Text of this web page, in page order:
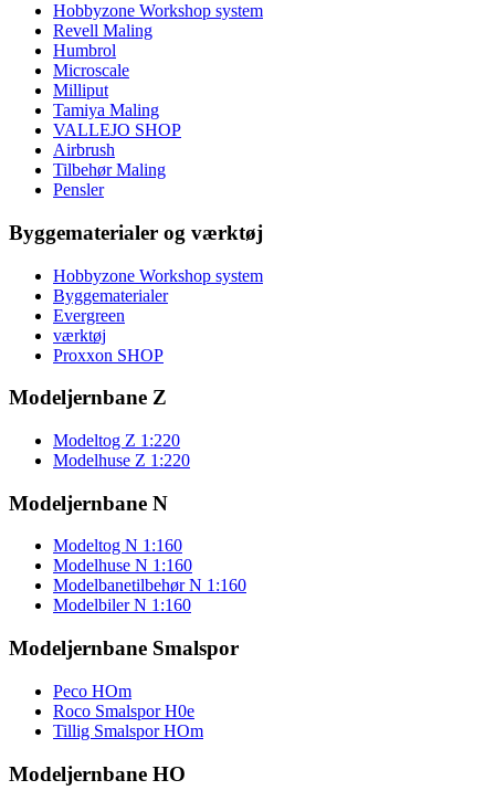
Hobbyzone Workshop system
Revell Maling
Humbrol
Microscale
Milliput
Tamiya Maling
VALLEJO SHOP
Airbrush
Tilbehør Maling
Pensler
Byggematerialer og værktøj
Hobbyzone Workshop system
Byggematerialer
Evergreen
værktøj
Proxxon SHOP
Modeljernbane Z
Modeltog Z 1:220
Modelhuse Z 1:220
Modeljernbane N
Modeltog N 1:160
Modelhuse N 1:160
Modelbanetilbehør N 1:160
Modelbiler N 1:160
Modeljernbane Smalspor
Peco HOm
Roco Smalspor H0e
Tillig Smalspor HOm
Modeljernbane HO